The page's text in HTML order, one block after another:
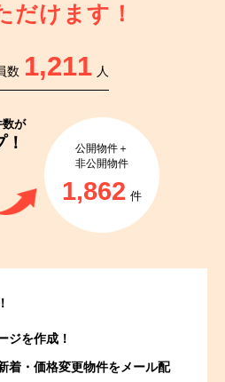
だけます！
数 1,211 人
が
公開物件＋
非公開物件
1,862 件
ジを作成！
着・価格変更物件をメール配